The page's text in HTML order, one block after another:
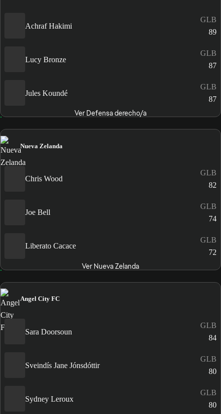
Achraf Hakimi
GLB
89
Lucy Bronze
GLB
87
Jules Koundé
GLB
87
Ver Defensa derecho/a
Nueva Zelanda
Chris Wood
GLB
82
Joe Bell
GLB
74
Liberato Cacace
GLB
72
Ver Nueva Zelanda
Angel City FC
Sara Doorsoun
GLB
84
Sveindís Jane Jónsdóttir
GLB
80
Sydney Leroux
GLB
80